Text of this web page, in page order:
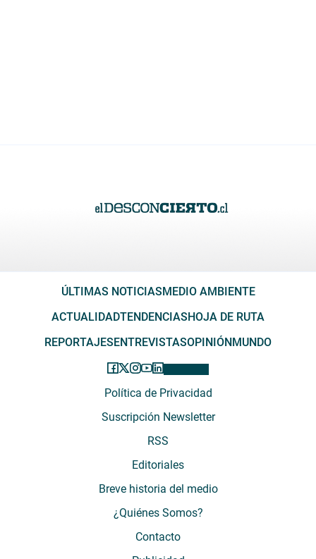
ÚLTIMAS NOTICIASMEDIO AMBIENTE
ACTUALIDADTENDENCIASHOJA DE RUTA
REPORTAJESENTREVISTASOPINIÓNMUNDO
Política de Privacidad
Suscripción Newsletter
RSS
Editoriales
Breve historia del medio
¿Quiénes Somos?
Contacto